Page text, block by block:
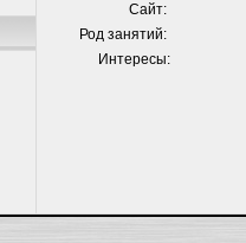
Сайт:
Род занятий:
Интересы: